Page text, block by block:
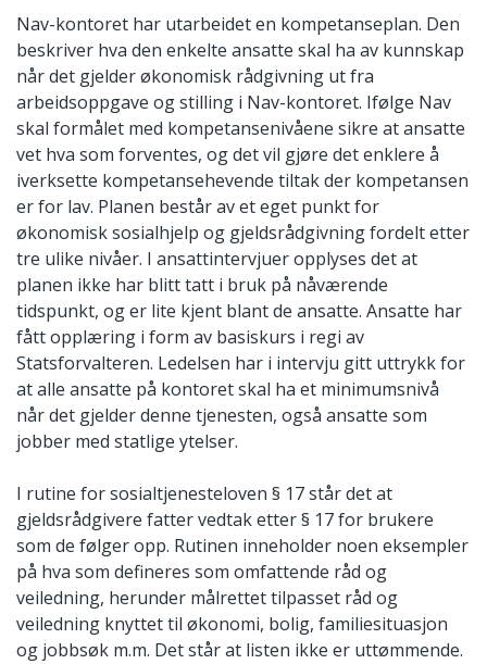
Nav-kontoret har utarbeidet en kompetanseplan. Den
beskriver hva den enkelte ansatte skal ha av kunnskap
når det gjelder økonomisk rådgivning ut fra
arbeidsoppgave og stilling i Nav-kontoret. Ifølge Nav
skal formålet med kompetansenivåene sikre at ansatte
vet hva som forventes, og det vil gjøre det enklere å
iverksette kompetansehevende tiltak der kompetansen
er for lav. Planen består av et eget punkt for
økonomisk sosialhjelp og gjeldsrådgivning fordelt etter
tre ulike nivåer. I ansattintervjuer opplyses det at
planen ikke har blitt tatt i bruk på nåværende
tidspunkt, og er lite kjent blant de ansatte. Ansatte har
fått opplæring i form av basiskurs i regi av
Statsforvalteren. Ledelsen har i intervju gitt uttrykk for
at alle ansatte på kontoret skal ha et minimumsnivå
når det gjelder denne tjenesten, også ansatte som
jobber med statlige ytelser.
I rutine for sosialtjenesteloven § 17 står det at
gjeldsrådgivere fatter vedtak etter § 17 for brukere
som de følger opp. Rutinen inneholder noen eksempler
på hva som defineres som omfattende råd og
veiledning, herunder målrettet tilpasset råd og
veiledning knyttet til økonomi, bolig, familiesituasjon
og jobbsøk m.m. Det står at listen ikke er uttømmende.